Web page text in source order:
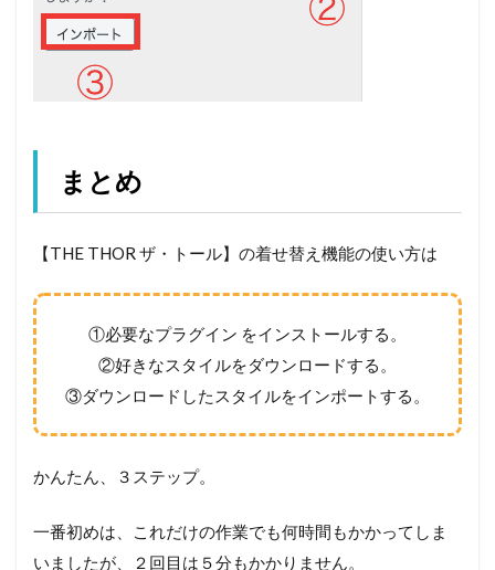
まとめ
【THE THOR ザ・トール】の着せ替え機能の使い方は
①必要なプラグイン をインストールする。
②好きなスタイルをダウンロードする。
③ダウンロードしたスタイルをインポートする。
かんたん、３ステップ。
一番初めは、これだけの作業でも何時間もかかってしま
いましたが、２回目は５分もかかりません。